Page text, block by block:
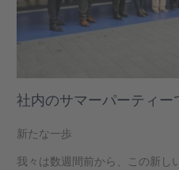
社内のサマーパーティー
新たな一歩
我々は数週間前から、この新し